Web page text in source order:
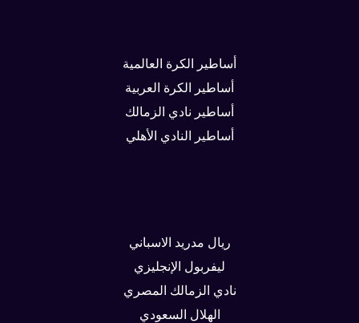
أساطير الكرة العالمية
أساطير الكرة العربية
أساطير نادي الزمالك
أساطير النادي الأهلي
ريال مدريد الاسباني
ليفربول الإنجليزي
نادي الزمالك المصري
الهلال السعودي